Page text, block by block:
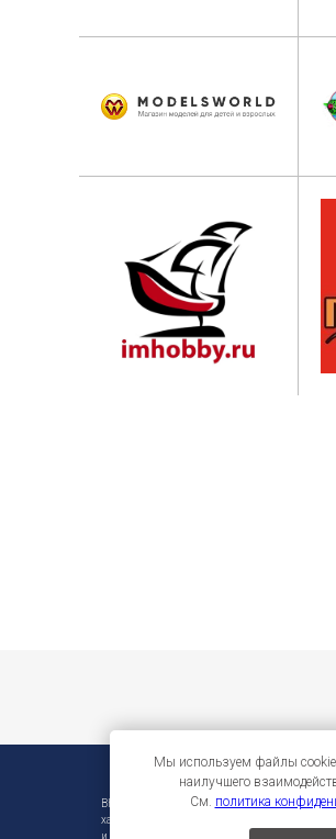
Мы используем файлы cookie
наилучшего
См. политика
ВНИМАНИЕ!!! Фирма-производитель
характеристики без предварительного
и инструмента уточняйте информацию у